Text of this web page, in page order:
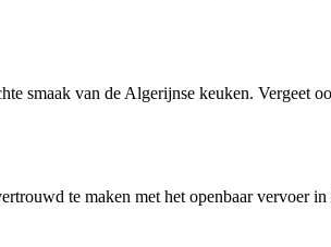
smaak van de Algerijnse keuken. Vergeet
te maken met het openbaar vervoer